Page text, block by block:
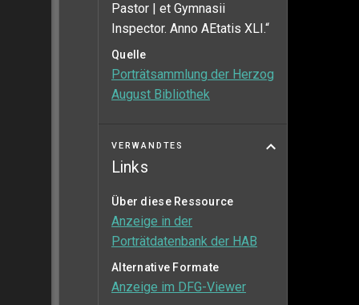
Pastor | et Gymnasii
Inspector. Anno AEtatis XLI.“
Quelle
Porträtsammlung der Herzog
August Bibliothek
VERWANDTES
Links
Über diese Ressource
Anzeige in der
Porträtdatenbank der HAB
Alternative Formate
Anzeige im DFG-Viewer